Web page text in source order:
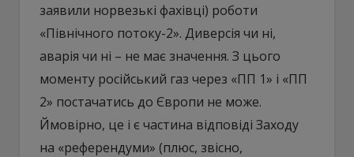
заявили норвезькі фахівці) роботи
«Північного потоку-2». Диверсія чи ні,
аварія чи ні – не має значення. З цього
моменту російський газ через «ПП 1» і «ПП
2» постачатись до Європи не може.
Ймовірно, це і є частина відповіді Заходу
на «референдуми» (плюс, звісно,